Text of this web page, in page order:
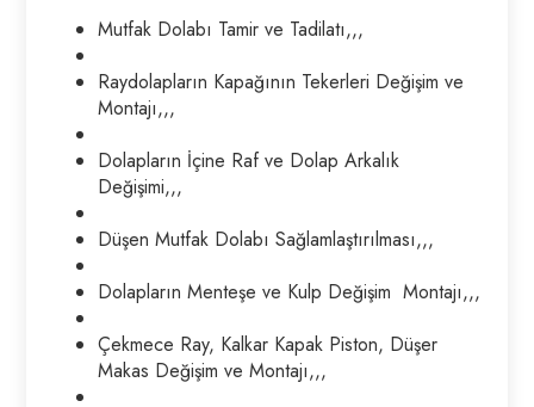
Mutfak Dolabı Tamir ve Tadilatı,,,
Raydolapların Kapağının Tekerleri Değişim ve
Montajı,,,
Dolapların İçine Raf ve Dolap Arkalık
Değişimi,,,
Düşen Mutfak Dolabı Sağlamlaştırılması,,,
Dolapların Menteşe ve Kulp Değişim Montajı,,,
Çekmece Ray, Kalkar Kapak Piston, Düşer
Makas Değişim ve Montajı,,,